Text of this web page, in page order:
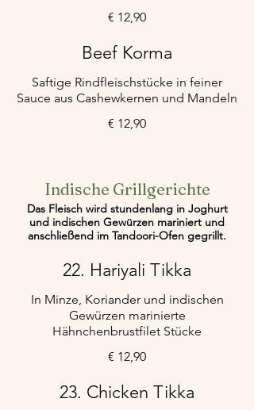
€ 12,90
Beef Korma
Saftige Rindfleischstücke in feiner
Sauce aus Cashewkernen und Mandeln
€ 12,90
Indische Grillgerichte
Das Fleisch wird stundenlang in Joghurt
und indischen Gewürzen mariniert und
anschließend im Tandoori-Ofen gegrillt.
22. Hariyali Tikka
In Minze, Koriander und indischen
Gewürzen marinierte
Hähnchenbrustfilet Stücke
€ 12,90
23. Chicken Tikka